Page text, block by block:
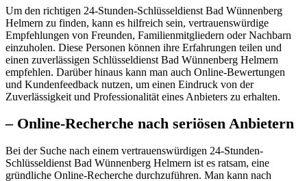
Um den richtigen 24-Stunden-Schlüsseldienst Bad Wünnenberg
Helmern zu finden, kann es hilfreich sein, vertrauenswürdige
Empfehlungen von Freunden, Familienmitgliedern oder Nachbarn
einzuholen. Diese Personen können ihre Erfahrungen teilen und
einen zuverlässigen Schlüsseldienst Bad Wünnenberg Helmern
empfehlen.​ Darüber hinaus kann man auch Online-Bewertungen
und Kundenfeedback nutzen, um einen Eindruck von der
Zuverlässigkeit und Professionalität eines Anbieters zu erhalten.​
– Online-Recherche nach seriösen Anbietern
Bei der Suche nach einem vertrauenswürdigen 24-Stunden-
Schlüsseldienst Bad Wünnenberg Helmern ist es ratsam, eine
gründliche Online-Recherche durchzuführen.​ Man kann nach